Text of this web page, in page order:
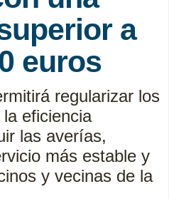
a
euros
regularizar los
eficiencia
las averías,
más estable y
y vecinas de la